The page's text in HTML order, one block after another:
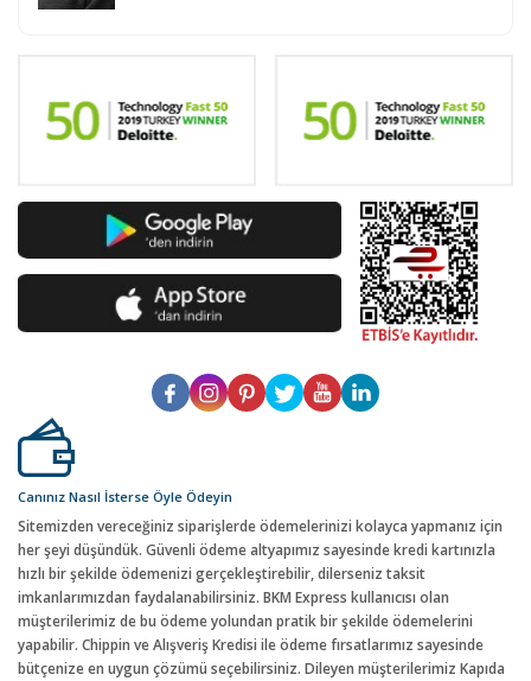
Canınız Nasıl İsterse Öyle Ödeyin
Sitemizden vereceğiniz siparişlerde ödemelerinizi kolayca yapmanız için
her şeyi düşündük. Güvenli ödeme altyapımız sayesinde kredi kartınızla
hızlı bir şekilde ödemenizi gerçekleştirebilir, dilerseniz taksit
imkanlarımızdan faydalanabilirsiniz. BKM Express kullanıcısı olan
müşterilerimiz de bu ödeme yolundan pratik bir şekilde ödemelerini
yapabilir. Chippin ve Alışveriş Kredisi ile ödeme fırsatlarımız sayesinde
bütçenize en uygun çözümü seçebilirsiniz. Dileyen müşterilerimiz Kapıda